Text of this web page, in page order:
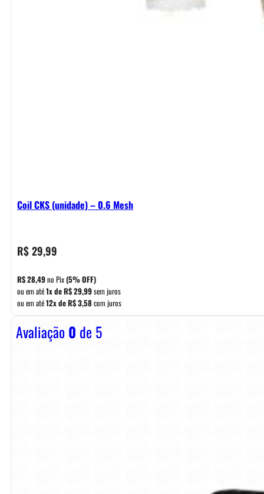
Coil CKS (unidade) – 0.6 Mesh
R$29,99
R$28,49no Pix(5% OFF)
ou em até1x deR$29,99sem juros
ou em até12x deR$3,58com juros
Avaliação0 de 5